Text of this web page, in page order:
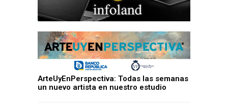
ArteUyEnPerspectiva: Todas las semanas
un nuevo artista en nuestro estudio